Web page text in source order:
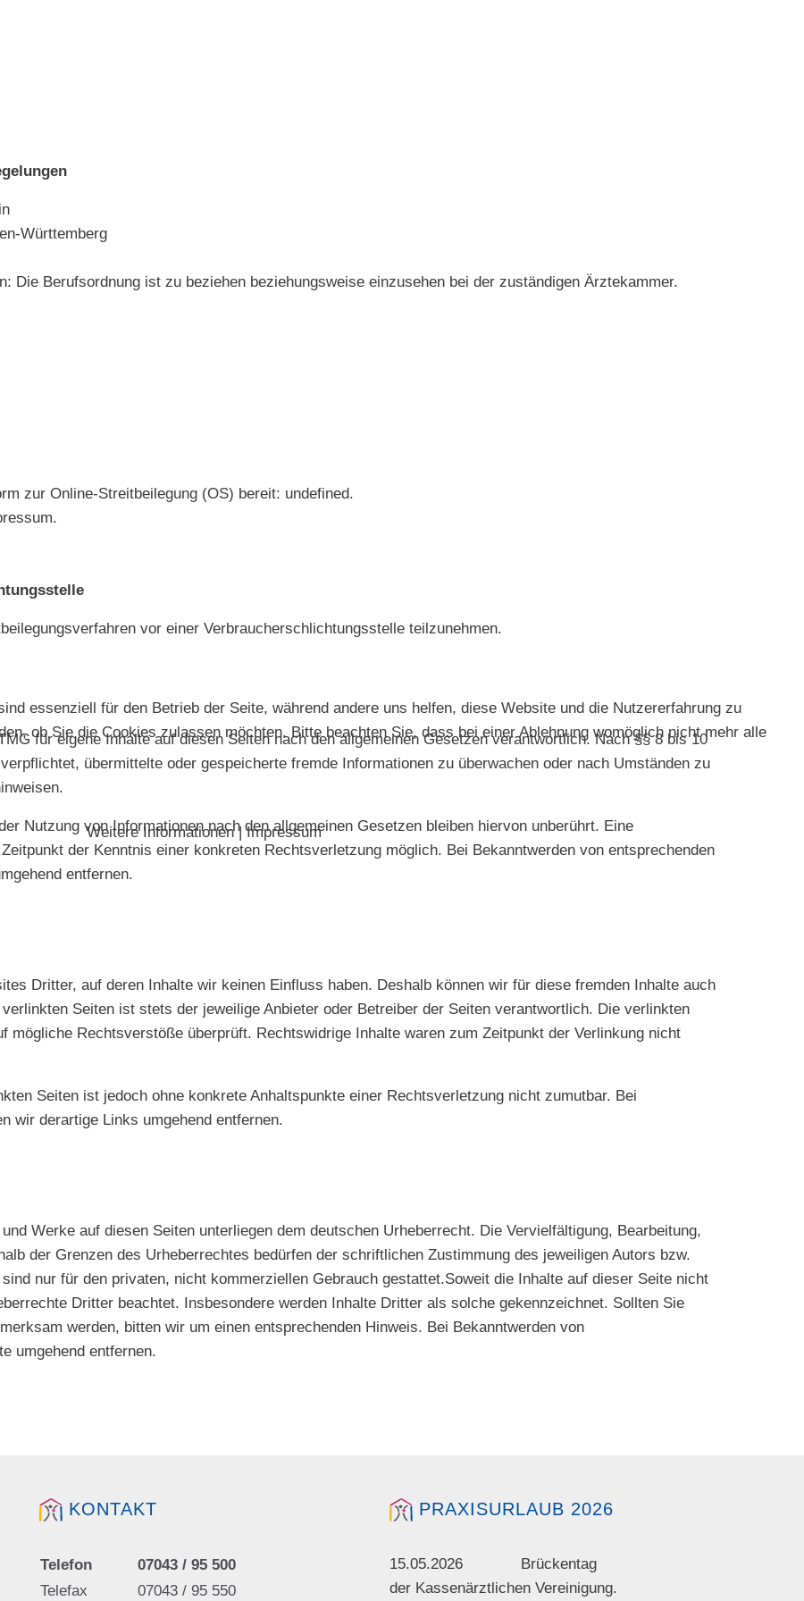
Württemberg
Die Berufsordnung ist zu beziehen beziehungsweise einzusehen bei der zuständigen Ärztekammer.
zur Online-Streitbeilegung (OS) bereit: undefined.
vor einer Verbraucherschlichtungsstelle teilzunehmen.
für eigene Inhalte auf diesen Seiten nach den allgemeinen Gesetzen verantwortlich. Nach §§ 8 bis 10
übermittelte oder gespeicherte fremde Informationen zu überwachen oder nach Umständen zu
Nutzung von Informationen nach den allgemeinen Gesetzen bleiben hiervon unberührt. Eine
der Kenntnis einer konkreten Rechtsverletzung möglich. Bei Bekanntwerden von entsprechenden
entfernen.
Dritter, auf deren Inhalte wir keinen Einfluss haben. Deshalb können wir für diese fremden Inhalte auch
Seiten ist stets der jeweilige Anbieter oder Betreiber der Seiten verantwortlich. Die verlinkten
mögliche Rechtsverstöße überprüft. Rechtswidrige Inhalte waren zum Zeitpunkt der Verlinkung nicht
Seiten ist jedoch ohne konkrete Anhaltspunkte einer Rechtsverletzung nicht zumutbar. Bei
wir derartige Links umgehend entfernen.
Werke auf diesen Seiten unterliegen dem deutschen Urheberrecht. Die Vervielfältigung, Bearbeitung,
der Grenzen des Urheberrechtes bedürfen der schriftlichen Zustimmung des jeweiligen Autors bzw.
nur für den privaten, nicht kommerziellen Gebrauch gestattet.Soweit die Inhalte auf dieser Seite nicht
Dritter beachtet. Insbesondere werden Inhalte Dritter als solche gekennzeichnet. Sollten Sie
werden, bitten wir um einen entsprechenden Hinweis. Bei Bekanntwerden von
umgehend entfernen.
KONTAKT
Telefon
07043 / 95 500
Telefax
07043 / 95 550
PRAXISURLAUB 2026
15.05.2026 Brückentag
der Kassenärztlichen Vereinigung.
essenziell für den Betrieb der Seite, während andere uns helfen, diese Website und die Nutzererfahrung zu
ob Sie die Cookies zulassen möchten. Bitte beachten Sie, dass bei einer Ablehnung womöglich nicht mehr alle
Weitere Informationen|Impressum